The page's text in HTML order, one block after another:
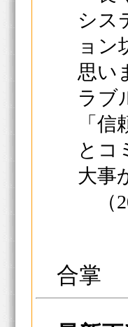
シス
ョン
思い
ラブ
「
とコ
大事
（
合掌